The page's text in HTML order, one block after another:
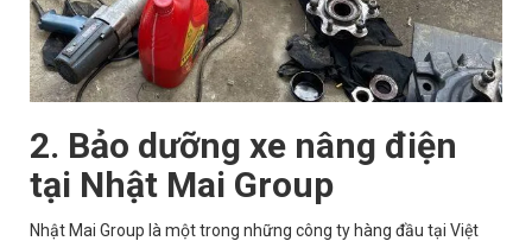
2. Bảo dưỡng xe nâng điện
tại Nhật Mai Group
Nhật Mai Group là một trong những công ty hàng đầu tại Việt